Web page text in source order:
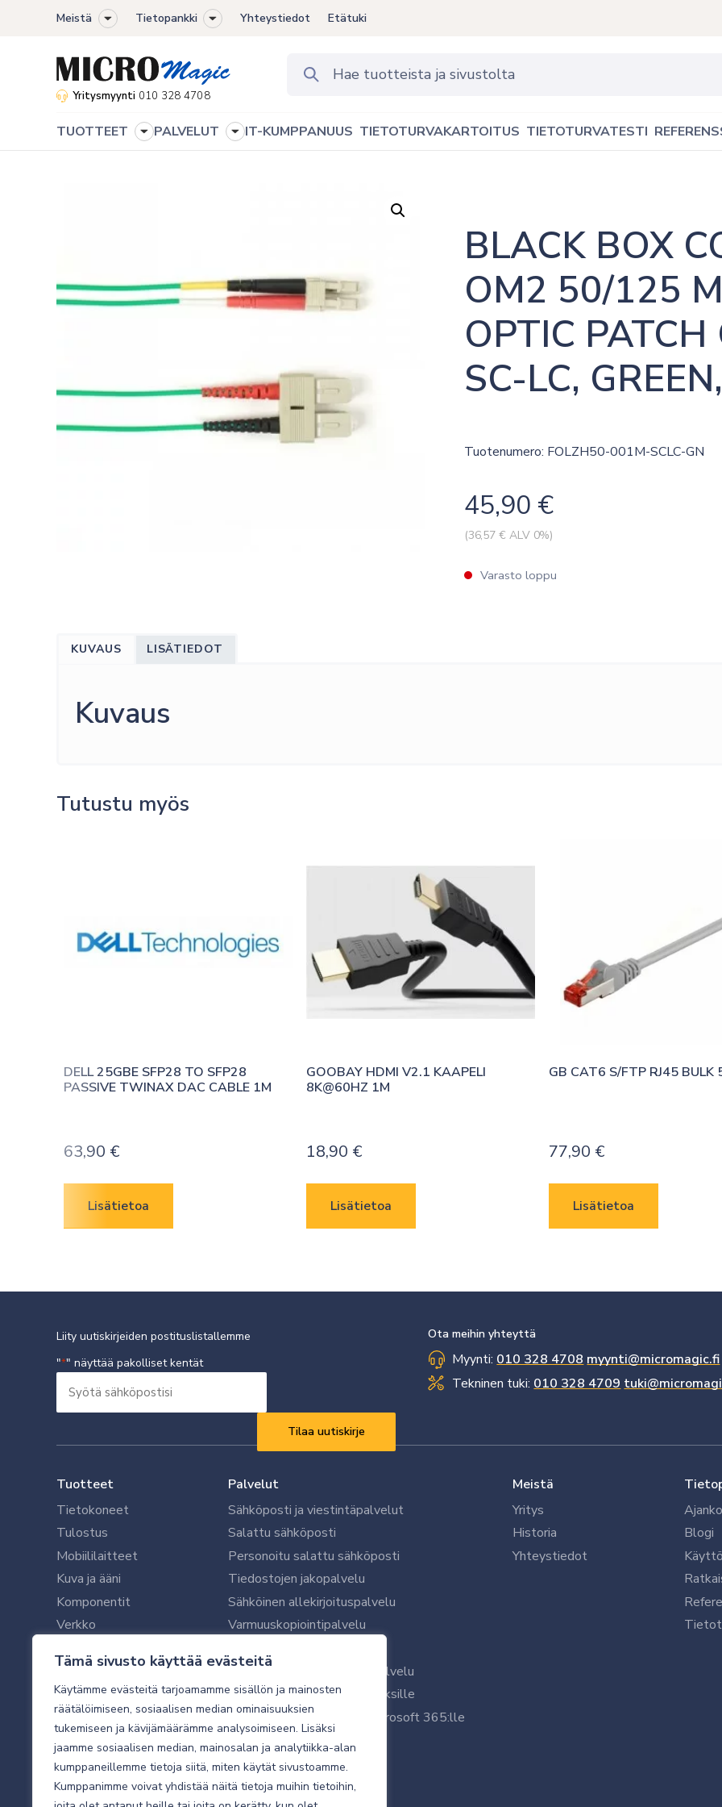
Tämä sivusto käyttää evästeitä
Käytämme evästeitä tarjoamamme sisällön ja mainosten
räätälöimiseen, sosiaalisen median ominaisuuksien
tukemiseen ja kävijämäärämme analysoimiseen. Lisäksi
jaamme sosiaalisen median, mainosalan ja analytiikka-alan
kumppaneillemme tietoja siitä, miten käytät sivustoamme.
Kumppanimme voivat yhdistää näitä tietoja muihin tietoihin,
Meistä
Toggle
menu
Tietopankki
Toggle
menu
Yhteystiedot Etätuki
Yritysmyynti 010 328 4708
TUOTTEET
Toggle
PALVELUT
Toggle
IT-KUMPPANUUS TIETOTURVAKARTOITUS TIETOTURVATESTI
BLACK BOX
OM2 50/125
OPTIC
SC-LC,
Tuotenumero: FOLZH50-001M-SCLC-GN
45,90 €
(36,57 € ALV 0%)
Varasto loppu
KUVAUS LISÄTIEDOT
Kuvaus
Tutustu myös
DELL 25GBE SFP28 TO SFP28
PASSIVE TWINAX DAC CABLE 1M
63,90 €
Lisätietoa
GOOBAY HDMI V2.1 KAAPELI
8K@60HZ 1M
18,90 €
Lisätietoa
GB CAT6 S/FTP RJ45 BULK
77,90 €
Lisätietoa
Liity uutiskirjeiden postituslistallemme
"*" näyttää pakolliset kentät
sähköpostisi
Ota meihin yhteyttä
Myynti: 010 328 4708 myynti@micromagic.fi
Tekninen tuki: 010 328 4709
Tuotteet
Tietokoneet
Tulostus
Mobiililaitteet
Kuva ja ääni
Komponentit
Verkko
Oheislaitteet
Palvelut
Sähköposti ja viestintäpalvelut
Salattu sähköposti
Personoitu salattu sähköposti
Tiedostojen jakopalvelu
Sähköinen allekirjoituspalvelu
Varmuuskopiointipalvelu
Microsoft 365 -varmistuspalvelu
WithSecure tietoturva yrityksille
WithSecuren tietoturva Microsoft 365:lle
Käyttäjätukipalvelu
Tietoturvakartoitus
Sähköpostikartoitus
Meistä
Yritys
Historia
Yhteystiedot
Blogi